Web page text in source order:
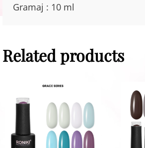
Gramaj : 10 ml
Related products